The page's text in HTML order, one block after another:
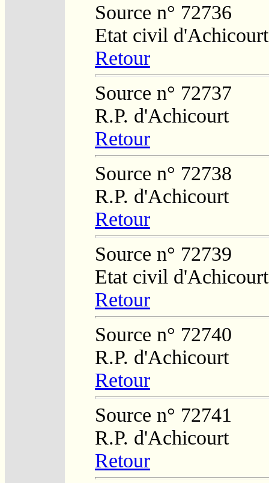
Source n° 72736
Etat civil d'Achicourt
Retour
Source n° 72737
R.P. d'Achicourt
Retour
Source n° 72738
R.P. d'Achicourt
Retour
Source n° 72739
Etat civil d'Achicourt
Retour
Source n° 72740
R.P. d'Achicourt
Retour
Source n° 72741
R.P. d'Achicourt
Retour